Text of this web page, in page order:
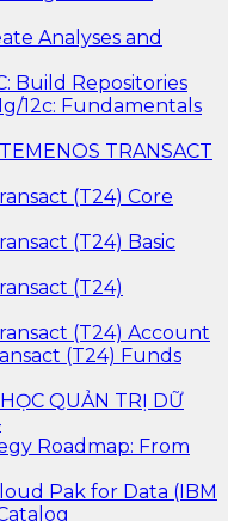
Analyses and
Build Repositories
12c: Fundamentals
TRANSACT
(T24) Core
(T24) Basic
(T24)
(T24) Account
(T24) Funds
QUẢN TRỊ DỮ
Roadmap: From
Pak for Data (IBM